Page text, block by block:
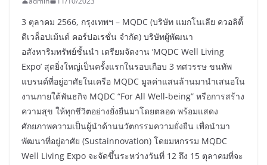
3 ตุลาคม 2566, กรุงเทพฯ – MQDC (บริษัท แมกโนเลีย ควอลิตี้
ดีเวล็อปเม้นต์ คอร์ปอเรชั่น จำกัด) บริษัทผู้พัฒนา
อสังหาริมทรัพย์ชั้นนำ เตรียมจัดงาน ‘MQDC Well Living
Expo’ สุดยิ่งใหญ่เป็นครั้งแรกในรอบเกือบ 3 ทศวรรษ ขนทัพ
แบรนด์ที่อยู่อาศัยในเครือ MQDC มูลค่าแสนล้านมานำเสนอใน
งานภายใต้พันธกิจ MQDC “For All Well-being” หรือการสร้าง
ความสุข ให้ทุกชีวิตอย่างยั่งยืนมาโดยตลอด พร้อมแสดง
ศักยภาพความเป็นผู้นำด้านนวัตกรรมความยั่งยืน เพื่อนำมา
พัฒนาที่อยู่อาศัย (Sustainnovation) โดยมหกรรม MQDC
Well Living Expo จะจัดขึ้นระหว่างวันที่ 12 ถึง 15 ตุลาคมที่จะ